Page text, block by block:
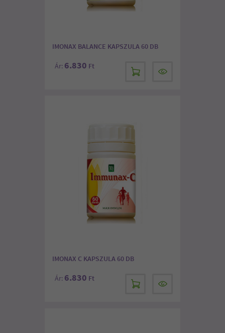
IMONAX BALANCE KAPSZULA 60 DB
Ár: 6.830 Ft
IMONAX C KAPSZULA 60 DB
Ár: 6.830 Ft